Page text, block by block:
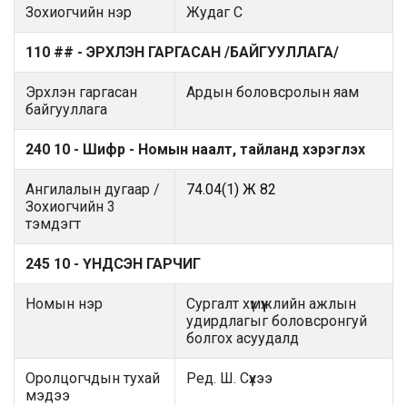
Зохиогчийн нэр Жудаг С
110 ## - ЭРХЛЭН ГАРГАСАН /БАЙГУУЛЛАГА/
Эрхлэн гаргасан
байгууллага
Ардын боловсролын яам
240 10 - Шифр - Номын наалт, тайланд хэрэглэх
Ангилалын дугаар /
Зохиогчийн 3
тэмдэгт
74.04(1) Ж 82
245 10 - ҮНДСЭН ГАРЧИГ
Номын нэр
Сургалт хүмүүжлийн ажлын
удирдлагыг боловсронгуй
болгох асуудалд
Оролцогчдын тухай
мэдээ
Ред. Ш. Сүхээ